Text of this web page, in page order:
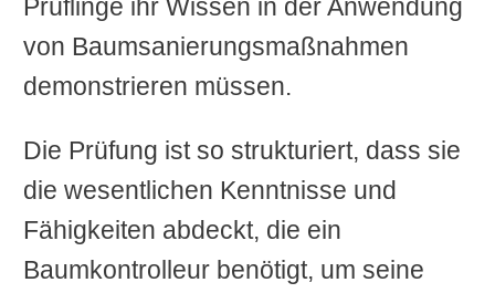
Prüflinge ihr Wissen in der Anwendung
von Baumsanierungsmaßnahmen
demonstrieren müssen.
Die Prüfung ist so strukturiert, dass sie
die wesentlichen Kenntnisse und
Fähigkeiten abdeckt, die ein
Baumkontrolleur benötigt, um seine